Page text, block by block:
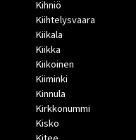
Kihniö
Kiihtelysvaara
Kiikala
Kiikka
Kiikoinen
Kiiminki
Kinnula
Kirkkonummi
Kisko